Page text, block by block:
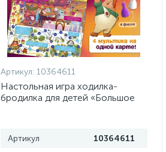
Артикул: 10364611
Настольная игра ходилка-
бродилка для детей «Большое
Артикул 10364611